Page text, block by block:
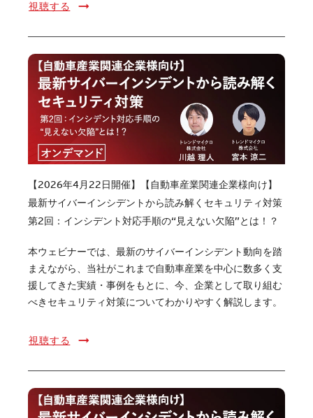
視聴する
【2026年4月22日開催】【自動車産業関連企業様向け】
最新サイバーインシデントから読み解くセキュリティ対策
第2回：インシデント対応手順の“見えない欠陥”とは！？
本ウェビナーでは、最新のサイバーインシデント動向を踏
まえながら、当社がこれまで自動車産業を中心に数多く支
援してきた実績・事例をもとに、今、企業として取り組む
べきセキュリティ対策についてわかりやすく解説します。
視聴する